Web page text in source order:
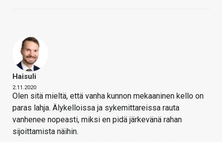
Haisuli
2.11.2020
Olen sitä mieltä, että vanha kunnon mekaaninen kello on
paras lahja. Älykelloissa ja sykemittareissa rauta
vanhenee nopeasti, miksi en pidä järkevänä rahan
sijoittamista näihin.